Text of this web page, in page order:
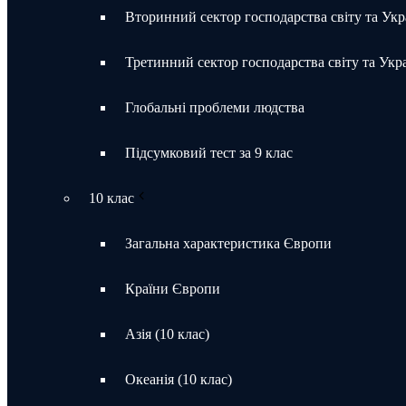
Вторинний сектор господарства світу та
Третинний сектор господарства світу та
Глобальні проблеми людства
Підсумковий тест за 9 клас
10 клас
Загальна характеристика Європи
Країни Європи
Азія (10 клас)
Океанія (10 клас)